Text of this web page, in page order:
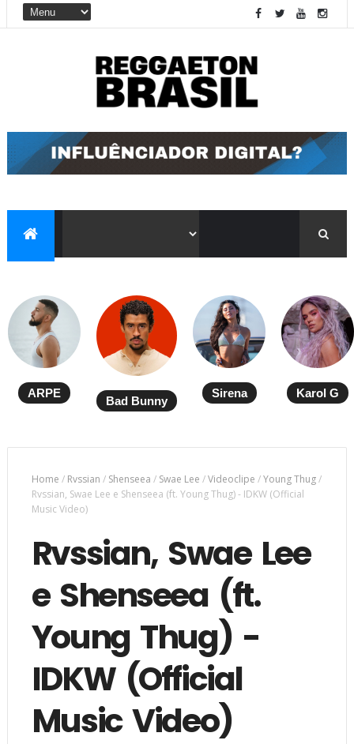
ARPE
Bad Bunny
Sirena Karol G
Home / Rvssian / Shenseea / Swae Lee /Videoclipe /Young Thug/
Rvssian, Swae Lee e Shenseea (ft. Young Thug) - IDKW (Official
Music Video)
Rvssian, Swae Lee
e Shenseea (ft.
Young Thug) -
IDKW (Official
Music Video)